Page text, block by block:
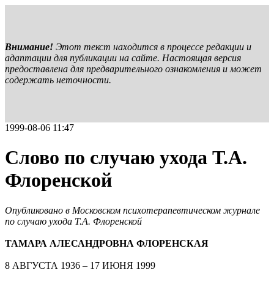
Внимание! Этот текст находится в процессе редакции и
адаптации для публикации на сайте. Настоящая версия
предоставлена для предварительного ознакомления и может
содержать неточности.
1999-08-06 11:47
Слово по случаю ухода Т.А.
Флоренской
Опубликовано в Московском психотерапевтическом журнале
по случаю ухода Т.А. Флоренской
ТАМАРА АЛЕСАНДРОВНА ФЛОРЕНСКАЯ
8 АВГУСТА 1936 – 17 ИЮНЯ 1999